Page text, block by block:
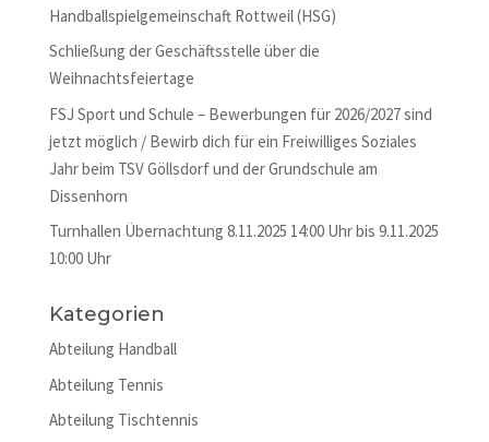
Handballspielgemeinschaft Rottweil (HSG)
Schließung der Geschäftsstelle über die
Weihnachtsfeiertage
FSJ Sport und Schule – Bewerbungen für 2026/2027 sind
jetzt möglich / Bewirb dich für ein Freiwilliges Soziales
Jahr beim TSV Göllsdorf und der Grundschule am
Dissenhorn
Turnhallen Übernachtung 8.11.2025 14:00 Uhr bis 9.11.2025
10:00 Uhr
Kategorien
Abteilung Handball
Abteilung Tennis
Abteilung Tischtennis